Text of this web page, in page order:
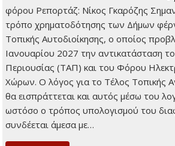
φόρου Ρεπορτάζ: Νίκος Γκαρόζης
τρόπο χρηματοδότησης των Δήμων
Τοπικής Αυτοδιοίκησης, ο οποίος
Ιανουαρίου 2027 την αντικατάσταση
Περιουσίας (ΤΑΠ) και του Φόρου
Χώρων. Ο λόγος για το Τέλος Τοπικής
θα εισπράττεται και αυτός μέσω του
ωστόσο ο τρόπος υπολογισμού του
συνδέεται άμεσα με…